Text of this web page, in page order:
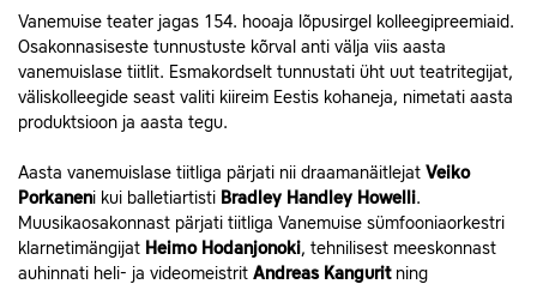
Vanemuise teater jagas 154. hooaja lõpusirgel kolleegipreemiaid.
Osakonnasiseste tunnustuste kõrval anti välja viis aasta
vanemuislase tiitlit. Esmakordselt tunnustati üht uut teatritegijat,
väliskolleegide seast valiti kiireim Eestis kohaneja, nimetati aasta
produktsioon ja aasta tegu.
Aasta vanemuislase tiitliga pärjati nii draamanäitlejat Veiko
Porkaneni kui balletiartisti Bradley Handley Howelli.
Muusikaosakonnast pärjati tiitliga Vanemuise sümfooniaorkestri
klarnetimängijat Heimo Hodanjonoki, tehnilisest meeskonnast
auhinnati heli- ja videomeistrit Andreas Kanguritning